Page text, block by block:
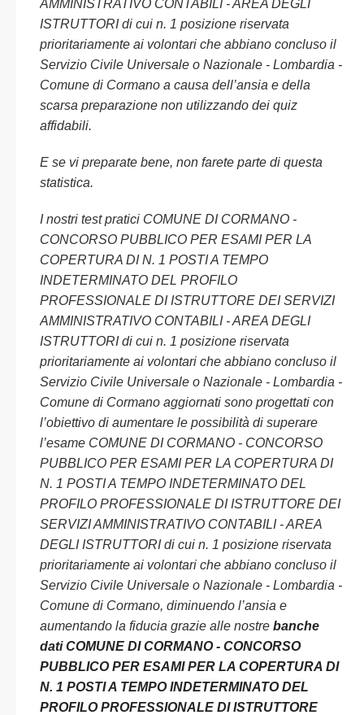
AMMINISTRATIVO CONTABILI - AREA DEGLI
ISTRUTTORI di cui n. 1 posizione riservata
prioritariamente ai volontari che abbiano concluso il
Servizio Civile Universale o Nazionale - Lombardia -
Comune di Cormano a causa dell’ansia e della
scarsa preparazione non utilizzando dei quiz
affidabili.
E se vi preparate bene, non farete parte di questa
statistica.
I nostri test pratici COMUNE DI CORMANO -
CONCORSO PUBBLICO PER ESAMI PER LA
COPERTURA DI N. 1 POSTI A TEMPO
INDETERMINATO DEL PROFILO
PROFESSIONALE DI ISTRUTTORE DEI SERVIZI
AMMINISTRATIVO CONTABILI - AREA DEGLI
ISTRUTTORI di cui n. 1 posizione riservata
prioritariamente ai volontari che abbiano concluso il
Servizio Civile Universale o Nazionale - Lombardia -
Comune di Cormano aggiornati sono progettati con
l’obiettivo di aumentare le possibilità di superare
l’esame COMUNE DI CORMANO - CONCORSO
PUBBLICO PER ESAMI PER LA COPERTURA DI
N. 1 POSTI A TEMPO INDETERMINATO DEL
PROFILO PROFESSIONALE DI ISTRUTTORE DEI
SERVIZI AMMINISTRATIVO CONTABILI - AREA
DEGLI ISTRUTTORI di cui n. 1 posizione riservata
prioritariamente ai volontari che abbiano concluso il
Servizio Civile Universale o Nazionale - Lombardia -
Comune di Cormano, diminuendo l’ansia e
aumentando la fiducia grazie alle nostre banche
dati COMUNE DI CORMANO - CONCORSO
PUBBLICO PER ESAMI PER LA COPERTURA DI
N. 1 POSTI A TEMPO INDETERMINATO DEL
PROFILO PROFESSIONALE DI ISTRUTTORE